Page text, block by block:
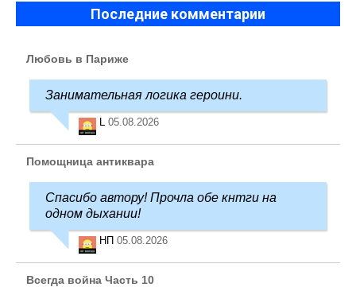
Последние комментарии
Любовь в Париже
Занимательная логика героини.
L 05.08.2026
Помощница антиквара
Спасибо автору! Прочла обе кнтги на
одном дыхании!
НП 05.08.2026
Всегда война Часть 10